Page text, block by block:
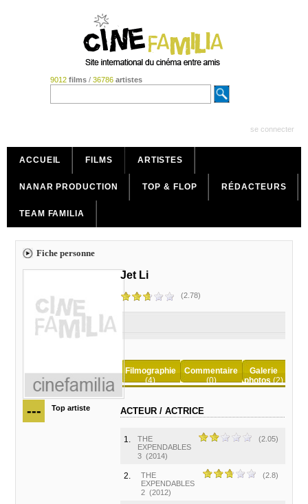
9012 films/ 36786 artistes
se connecter
ACCUEIL FILMS ARTISTES
NANAR PRODUCTION TOP & FLOP RÉDACTEURS
TEAM FAMILIA
Fiche personne
--- Top artiste
Jet Li
(2.78)
Filmographie
(4)
Commentaire
(0)
Galerie
photos(2)
ACTEUR / ACTRICE
1.
THE
EXPENDABLES
3 (2014)
(2.05)
2.
THE
EXPENDABLES
2 (2012)
(2.8)